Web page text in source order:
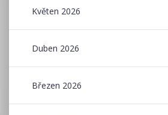
Květen 2026
Duben 2026
Březen 2026